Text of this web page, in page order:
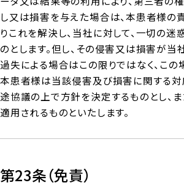
し又は損害を与えた場合は、本患者様の
りこれを解決し、当社に対して、一切の迷
のとします。但し、その侵害又は損害が
過失による場合はこの限りではなく、この
本患者様は当該侵害及び損害に関する対
途協議の上で方針を決定するものとし、
適用されるものといたします。
第23条（免責）